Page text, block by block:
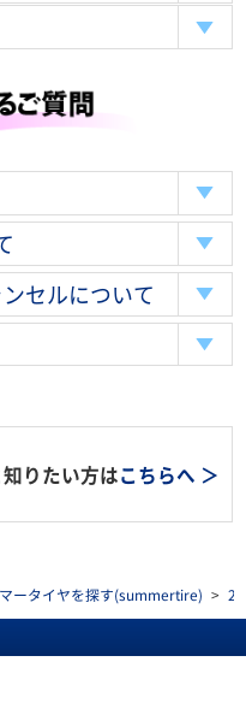
セルについて
りたい方はこちらへ ＞
ータイヤを探す(summertire) >